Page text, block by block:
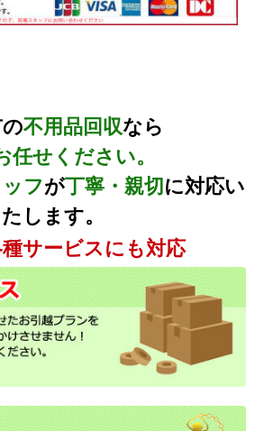
不用品回収なら
任せください。
フが丁寧・親切 に対応い
たします。
サービスにも対応